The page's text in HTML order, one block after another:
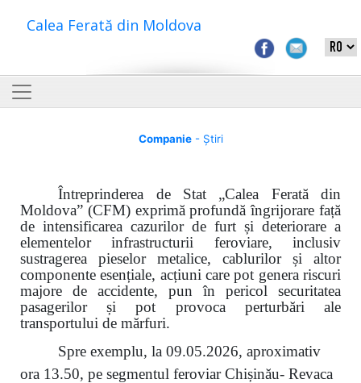
Calea Ferată din Moldova
Companie- Știri
Întreprinderea de Stat „Calea Ferată din
Moldova” (CFM) exprimă profundă îngrijorare față
de intensificarea cazurilor de furt și deteriorare a
elementelor infrastructurii feroviare, inclusiv
sustragerea pieselor metalice, cablurilor și altor
componente esențiale, acțiuni care pot genera riscuri
majore de accidente, pun în pericol securitatea
pasagerilor și pot provoca perturbări ale
transportului de mărfuri.
Spre exemplu, la 09.05.2026, aproximativ
ora 13.50, pe segmentul feroviar Chișinău- Revaca